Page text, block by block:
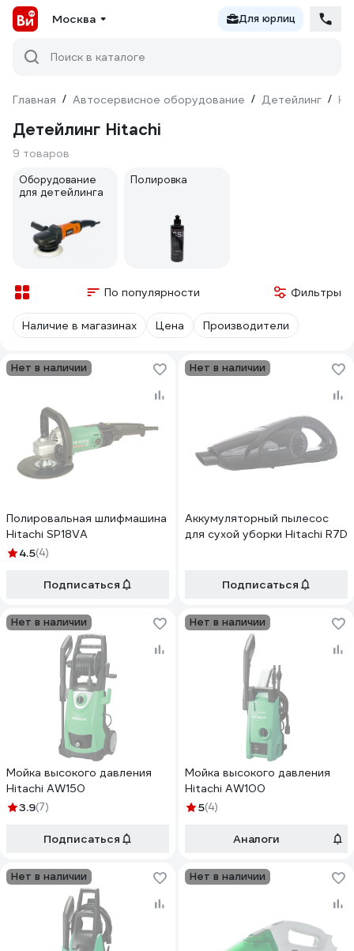
Москва Для юрлиц
Поиск в каталоге
Главная / Автосервисное оборудование / Детейлинг /
Детейлинг Hitachi
9 товаров
Оборудование
для детейлинга
Полировка
По популярности Фильтры
Наличие в магазинах Цена Производители
Нет в наличии
Полировальная шлифмашина
Hitachi SP18VA
4.5(4)
Подписаться
Нет в наличии
Аккумуляторный пылесос
для сухой уборки Hitachi R7D
Подписаться
Нет в наличии
Мойка высокого давления
Hitachi AW150
3.9(7)
Подписаться
Нет в наличии
Мойка высокого давления
Hitachi AW100
5(4)
Аналоги
Нет в наличии Нет в наличии